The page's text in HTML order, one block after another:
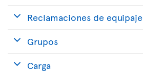
Reclamaciones de equipaje
Grupos
Carga